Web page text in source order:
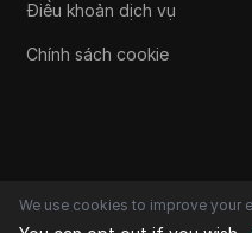
Điều khoản dịch vụ
Chính sách cookie
We use cookies to improve your